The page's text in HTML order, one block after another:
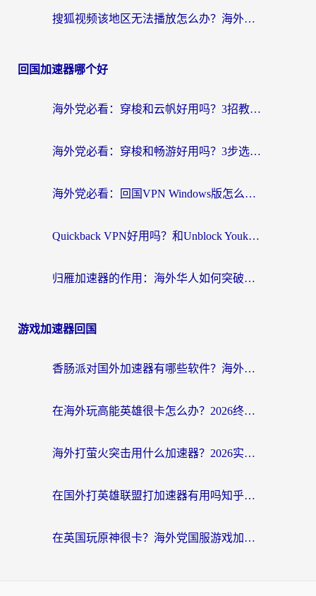
搜狐视频该地区无法播放怎么办？海外党亲测有效的回国加速指南
回国加速器哪个好
海外党必看：穿梭和云帆好用吗？3招教你选对回国加速器（附PTT翻墙+QuickbackFly2CN对比）
海外党必看：穿梭和畅游好用吗？3步选对回国加速器，无缝刷国内剧玩国服
海外党必看：回国VPN Windows版怎么选？3步找到最适合你的无缝访问方案
Quickback VPN好用吗？和Unblock YoukuVPN对比哪个回国效果更好？海外党无缝访问国内资源的实用指南
归雁加速器的作用：海外华人如何突破地域限制，无缝拥抱国内资源？
游戏加速器回国
香肠派对国外加速器有哪些软件？海外玩家国服畅玩终极指南（附实测推荐）
在海外玩高能英雄很卡怎么办？2026终极指南帮你告别延迟卡顿
海外打萤火突击用什么加速器？2026实测靠谱方案+多游戏适配指南
在国外打英雄联盟打加速器有用吗知乎？海外玩家亲测：选对工具比什么都重要
在英国玩原神很卡？海外党国服游戏加速终极指南（附实测有效方案）